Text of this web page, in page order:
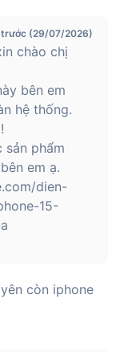
mật mới được cập
đáng kể
có độ phân giải
thành f/1.6 và
nét mọi thứ một
sáng.
ảnh Cinematic
đoạn phim phong
nghệ chống rung
chỉ xuất hiện
mượt mà hơn.
cao trải nghiệm
trước (29/07/2026)
chào chị
bên em
hệ thống.
sản phẩm
em ạ.
dien-
15-
còn iphone